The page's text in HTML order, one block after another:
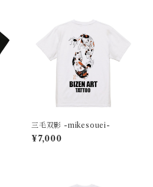
三毛双影 -mikesouei-
¥7,000